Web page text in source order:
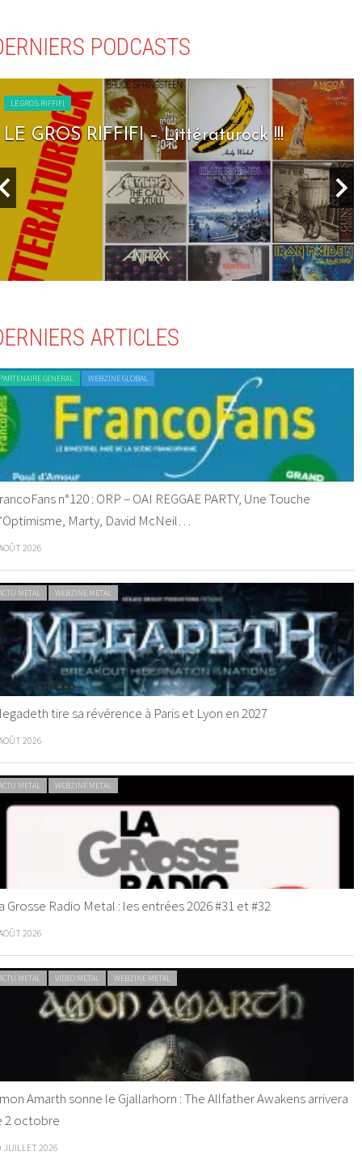
PODCASTS
LE GROS RIFFIFI
LE GROS RIFFIFI – Seven Days To Rock !!!
ARTICLES
GENERAL WEBZINE GLOBAL
n°120 : ORP – OAI REGGAE PARTY, Une Touche
Marty, David McNeil…
2026
METAL WEBZINE METAL
tire sa révérence à Paris et Lyon en 2027
2026
METAL WEBZINE METAL
Grosse Radio Metal : les entrées 2026 #31 et #32
2026
METAL VIDEO METAL WEBZINE METAL
Amarth sonne le Gjallarhorn : The Allfather Awakens arrivera
2 octobre
JUILLET 2026